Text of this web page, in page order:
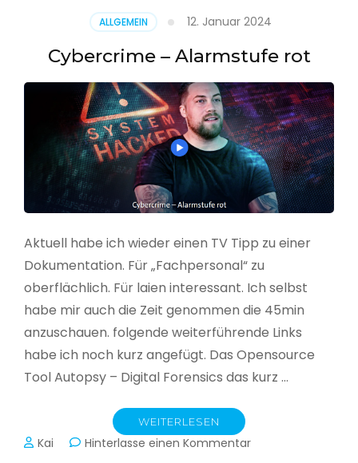
Produktion
ALLGEMEIN 12. Januar 2024
Cybercrime – Alarmstufe rot
Aktuell habe ich wieder einen TV Tipp zu einer
Dokumentation. Für „Fachpersonal“ zu
oberflächlich. Für laien interessant. Ich selbst
habe mir auch die Zeit genommen die 45min
anzuschauen. folgende weiterführende Links
habe ich noch kurz angefügt. Das Opensource
Tool Autopsy – Digital Forensics das kurz …
WEITERLESEN
Kai Hinterlasse einen Kommentarzu